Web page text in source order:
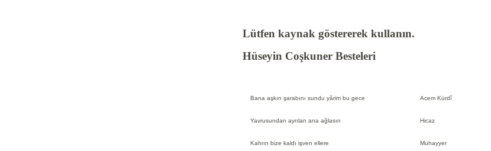
Lütfen kaynak göstererek kullanın.
Hüseyin Coşkuner Besteleri
Bana aşkın şarabını sundu yârim bu gece Acem Kürdî
Yavrusundan ayrılan ana ağlasın Hicaz
Kahrın bize kaldı işven ellere Muhayyer